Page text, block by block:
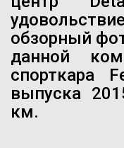
обзорный
данной
спорткара
выпуска
км.